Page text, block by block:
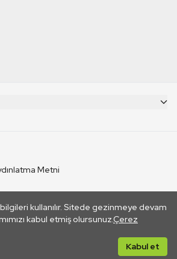
kullanılır. Sitede gezinmeye devam
kabul etmiş olursunuz.Çerez
Kabul et
Metni
TRT. Bağlantı yoluyla gidilen dış